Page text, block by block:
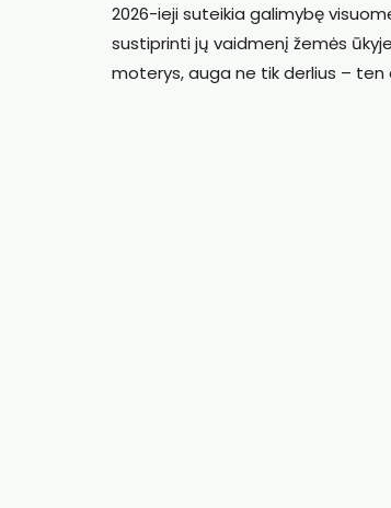
2026-ieji suteikia galimybę
sustiprinti jų vaidmenį žemės
moterys, auga ne tik derlius –